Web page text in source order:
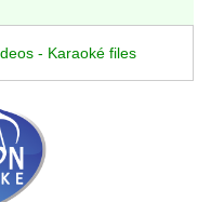
- Karaoké files